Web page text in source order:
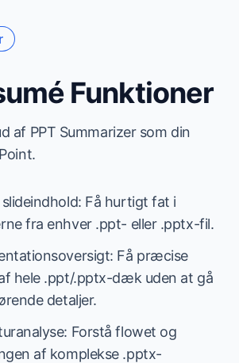
Funktioner
af PPT Summarizer som din
Få hurtigt fat i
fra enhver .ppt- eller .pptx-fil.
Få præcise
hele .ppt/.pptx-dæk uden at gå
detaljer.
Forstå flowet og
af komplekse .pptx-